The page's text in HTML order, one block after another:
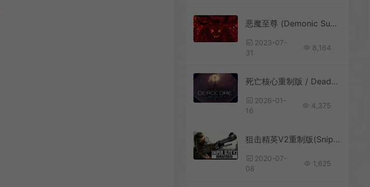
恶魔至尊 (Demonic Supremacy ) 简中|PC|怀旧老式3D射击游戏
2023-07-
31
8,164
死亡核心重制版 / DeadCore Redux 第一人称平台射击游戏
2026-01-
16
4,375
狙击精英V2重制版(Sniper Elite V2 Remastered)简中|PC|修改器|二战狙击射击游戏
2020-07-
08
1,625